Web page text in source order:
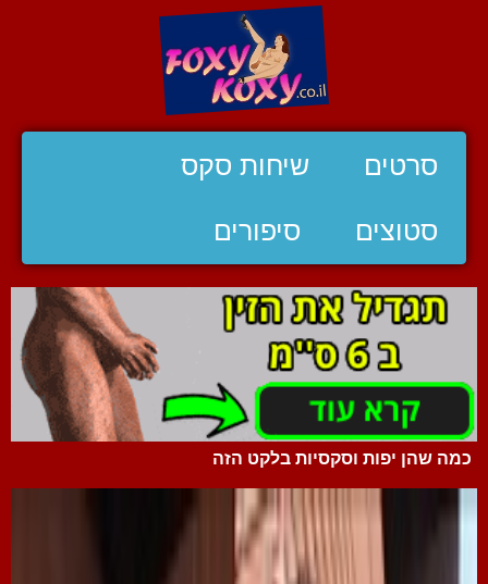
סרטים שיחות סקס
סטוצים סיפורים
כמה שהן יפות וסקסיות בלקט הזה